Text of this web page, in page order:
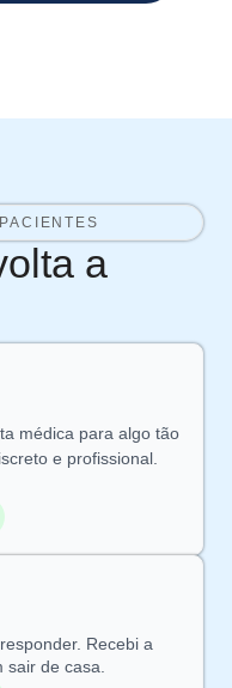
a
médica para algo tão
e profissional.
Recebi a
de casa.